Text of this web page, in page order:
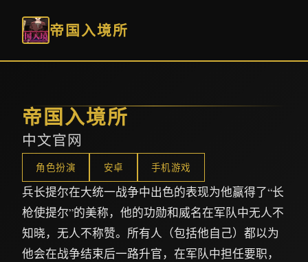
帝国入境所
帝国入境所
中文官网
角色扮演 安卓 手机游戏
兵长提尔在大统一战争中出色的表现为他赢得了“长
枪使提尔”的美称，他的功勋和威名在军队中无人不
知晓，无人不称赞。所有人（包括他自己）都以为
他会在战争结束后一路升官，在军队中担任要职，